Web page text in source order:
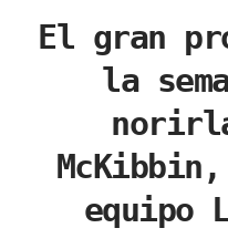
El gran
la
equipo